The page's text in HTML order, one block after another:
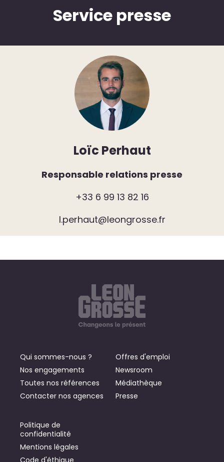
Service presse
Loïc Perhaut
Responsable relations presse
+33 6 99 13 82 16
l.perhaut@leongrosse.fr
Qui sommes-nous ?
Nos engagements
Toutes nos références
Contacter nos agences
Offres d'emploi
Newsroom
Médiathèque
Presse
Politique de
confidentialité
Mentions légales
Code d'éthique